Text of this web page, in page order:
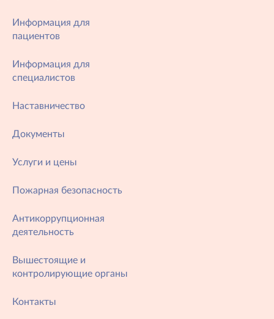
Информация для
пациентов
Информация для
специалистов
Наставничество
Документы
Услуги и цены
Пожарная безопасность
Антикоррупционная
деятельность
Вышестоящие и
контролирующие органы
Контакты